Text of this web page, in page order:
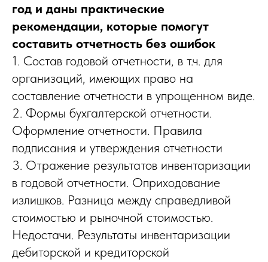
год и даны практические
рекомендации, которые помогут
составить отчетность без ошибок
1. Состав годовой отчетности, в т.ч. для
организаций, имеющих право на
составление отчетности в упрощенном виде.
2. Формы бухгалтерской отчетности.
Оформление отчетности. Правила
подписания и утверждения отчетности
3. Отражение результатов инвентаризации
в годовой отчетности. Оприходование
излишков. Разница между справедливой
стоимостью и рыночной стоимостью.
Недостачи. Результаты инвентаризации
дебиторской и кредиторской